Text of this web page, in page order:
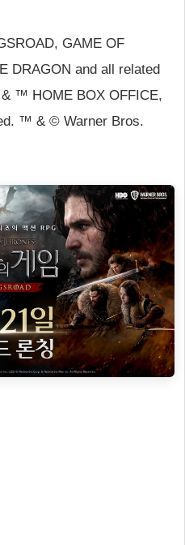
GAME OF
DRAGON and all related
™ HOME BOX OFFICE,
™ & © Warner Bros.